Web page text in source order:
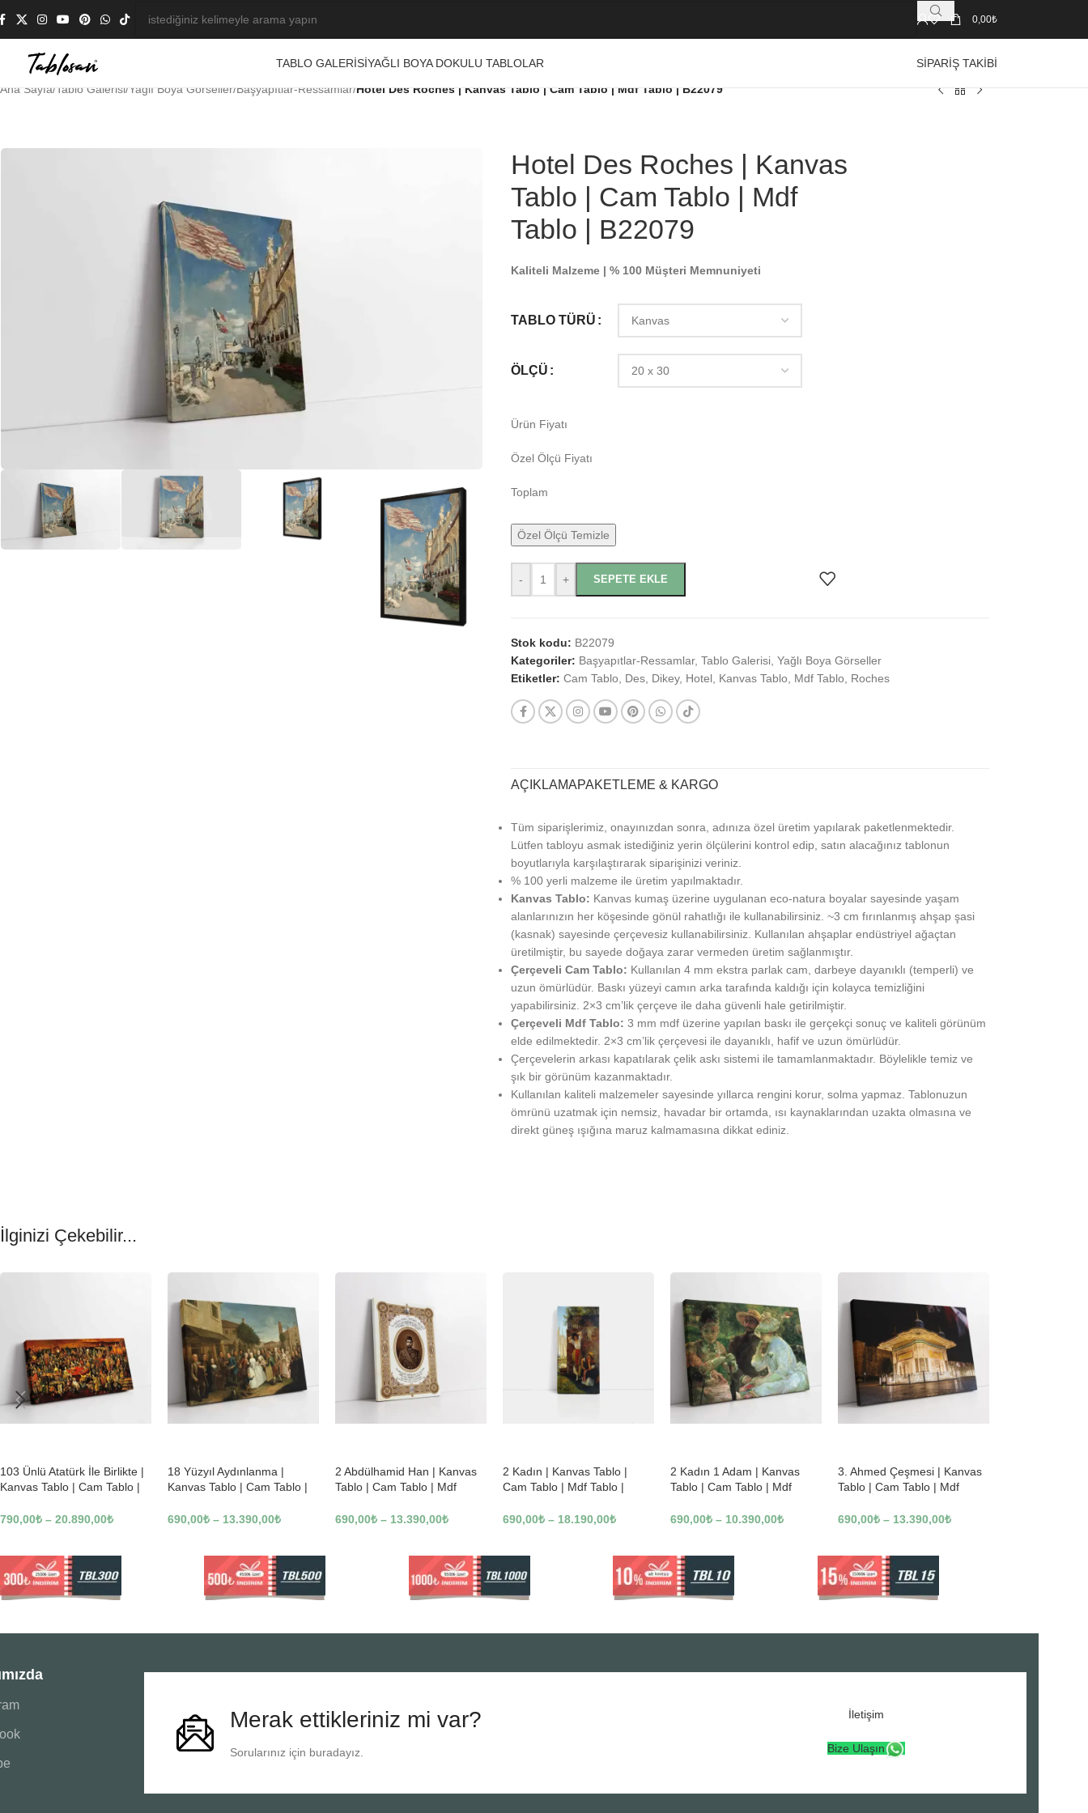
0,00₺
TABLO GALERISIYAĞLI BOYA DOKULU TABLOLAR SIPARIŞ TAKIBI
Ana Sayfa/ Tablo Galerisi/ Yağlı Boya Görseller/Başyapıtlar-Ressamlar/Hotel Des Roches | Kanvas Tablo | Cam Tablo | Mdf Tablo | B22079
Hotel Des Roches | Kanvas
Tablo | Cam Tablo | Mdf
Tablo | B22079
Kaliteli Malzeme | % 100 Müşteri Memnuniyeti
TABLO TÜRÜ
ÖLÇÜ
Ürün Fiyatı
Özel Ölçü Fiyatı
Toplam
Özel Ölçü Temizle
- + SEPETE EKLE
Stok kodu: B22079
Kategoriler: Başyapıtlar-Ressamlar, Tablo Galerisi Yağlı Boya Görseller
Etiketler: Cam Tablo Des Dikey, Hotel Kanvas Tablo Mdf Tablo Roches
AÇIKLAMAPAKETLEME & KARGO
Tüm siparişlerimiz, onayınızdan sonra, adınıza özel üretim yapılarak paketlenmektedir.
Lütfen tabloyu asmak istediğiniz yerin ölçülerini kontrol edip, satın alacağınız tablonun
boyutlarıyla karşılaştırarak siparişinizi veriniz.
% 100 yerli malzeme ile üretim yapılmaktadır.
Kanvas Tablo: Kanvas kumaş üzerine uygulanan eco-natura boyalar sayesinde yaşam
alanlarınızın her köşesinde gönül rahatlığı ile kullanabilirsiniz. ~3 cm fırınlanmış ahşap şasi
(kasnak) sayesinde çerçevesiz kullanabilirsiniz. Kullanılan ahşaplar endüstriyel ağaçtan
üretilmiştir, bu sayede doğaya zarar vermeden üretim sağlanmıştır.
Çerçeveli Cam Tablo: Kullanılan 4 mm ekstra parlak cam, darbeye dayanıklı (temperli) ve
uzun ömürlüdür. Baskı yüzeyi camın arka tarafında kaldığı için kolayca temizliğini
yapabilirsiniz. 2×3 cm’lik çerçeve ile daha güvenli hale getirilmiştir.
Çerçeveli Mdf Tablo: 3 mm mdf üzerine yapılan baskı ile gerçekçi sonuç ve kaliteli görünüm
elde edilmektedir. 2×3 cm’lik çerçevesi ile dayanıklı, hafif ve uzun ömürlüdür.
Çerçevelerin arkası kapatılarak çelik askı sistemi ile tamamlanmaktadır. Böylelikle temiz ve
şık bir görünüm kazanmaktadır.
Kullanılan kaliteli malzemeler sayesinde yıllarca rengini korur, solma yapmaz. Tablonuzun
ömrünü uzatmak için nemsiz, havadar bir ortamda, ısı kaynaklarından uzakta olmasına ve
direkt güneş ışığına maruz kalmamasına dikkat ediniz.
İlginizi Çekebilir...
103 Ünlü Atatürk İle Birlikte |
Kanvas Tablo | Cam Tablo |
790,00₺ – 20.890,00₺
18 Yüzyıl Aydınlanma |
Kanvas Tablo | Cam Tablo |
690,00₺ – 13.390,00₺
2 Abdülhamid Han | Kanvas
Tablo | Cam Tablo | Mdf
690,00₺ – 13.390,00₺
2 Kadın | Kanvas Tablo |
Cam Tablo | Mdf Tablo |
690,00₺ – 18.190,00₺
2 Kadın 1 Adam | Kanvas
Tablo | Cam Tablo | Mdf
690,00₺ – 10.390,00₺
3. Ahmed Çeşmesi | Kanvas
Tablo | Cam Tablo | Mdf
690,00₺ – 13.390,00₺
Merak ettikleriniz mi var?
Sorularınız için buradayız.
İletişim
Bize Ulaşın